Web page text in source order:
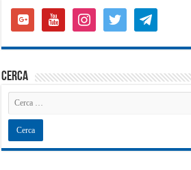
google-
plus-
youtubeinstagramtwitter telegram
cerca